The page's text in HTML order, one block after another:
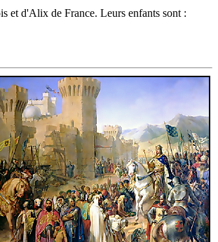
et d'Alix de France. Leurs enfants sont :